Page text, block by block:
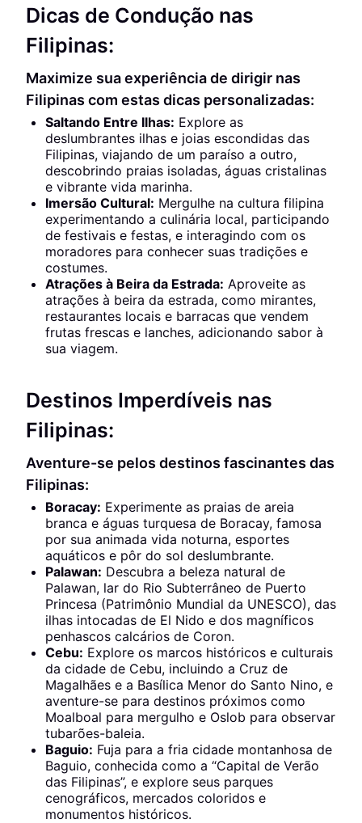
Dicas de Condução nas
Filipinas:
Maximize sua experiência de dirigir nas
Filipinas com estas dicas personalizadas:
Saltando Entre Ilhas: Explore as
deslumbrantes ilhas e joias escondidas das
Filipinas, viajando de um paraíso a outro,
descobrindo praias isoladas, águas cristalinas
e vibrante vida marinha.
Imersão Cultural: Mergulhe na cultura filipina
experimentando a culinária local, participando
de festivais e festas, e interagindo com os
moradores para conhecer suas tradições e
costumes.
Atrações à Beira da Estrada: Aproveite as
atrações à beira da estrada, como mirantes,
restaurantes locais e barracas que vendem
frutas frescas e lanches, adicionando sabor à
sua viagem.
Destinos Imperdíveis nas
Filipinas:
Aventure-se pelos destinos fascinantes das
Filipinas:
Boracay: Experimente as praias de areia
branca e águas turquesa de Boracay, famosa
por sua animada vida noturna, esportes
aquáticos e pôr do sol deslumbrante.
Palawan: Descubra a beleza natural de
Palawan, lar do Rio Subterrâneo de Puerto
Princesa (Patrimônio Mundial da UNESCO), das
ilhas intocadas de El Nido e dos magníficos
penhascos calcários de Coron.
Cebu: Explore os marcos históricos e culturais
da cidade de Cebu, incluindo a Cruz de
Magalhães e a Basílica Menor do Santo Nino, e
aventure-se para destinos próximos como
Moalboal para mergulho e Oslob para observar
tubarões-baleia.
Baguio: Fuja para a fria cidade montanhosa de
Baguio, conhecida como a “Capital de Verão
das Filipinas”, e explore seus parques
cenográficos, mercados coloridos e
monumentos históricos.